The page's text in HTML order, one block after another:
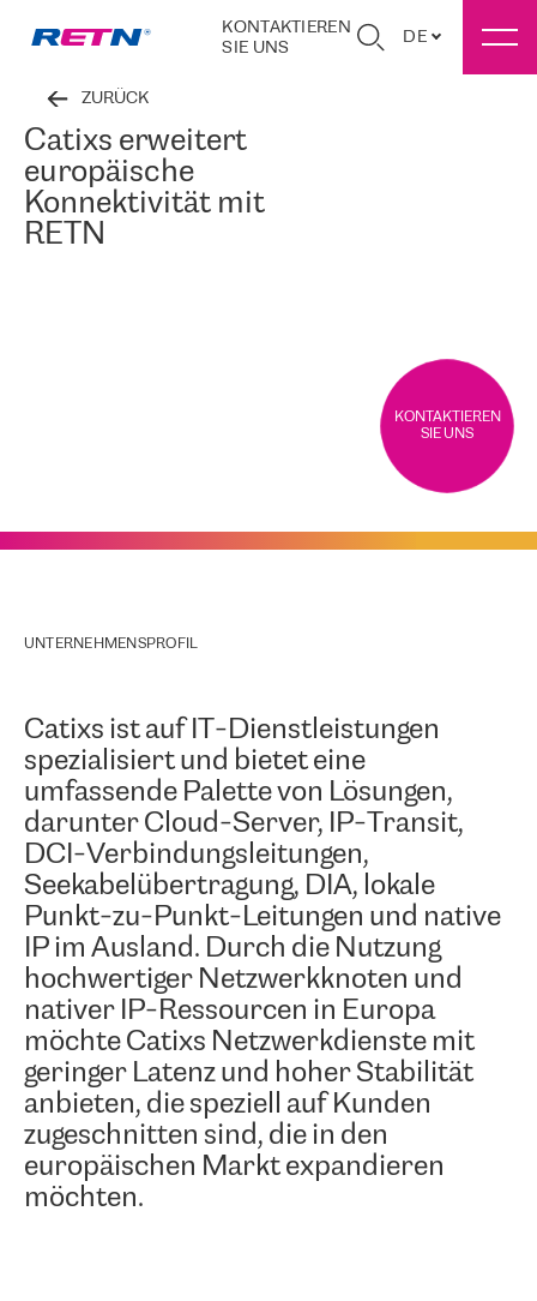
KONTAKTIEREN
SIE UNS
DE
ZURÜCK
Catixs erweitert
europäische
Konnektivität mit
RETN
KONTAKTIEREN
SIE UNS
UNTERNEHMENSPROFIL
Catixs ist auf IT-Dienstleistungen
spezialisiert und bietet eine
umfassende Palette von Lösungen,
darunter Cloud-Server, IP-Transit,
DCI-Verbindungsleitungen,
Seekabelübertragung, DIA, lokale
Punkt-zu-Punkt-Leitungen und native
IP im Ausland. Durch die Nutzung
hochwertiger Netzwerkknoten und
nativer IP-Ressourcen in Europa
möchte Catixs Netzwerkdienste mit
geringer Latenz und hoher Stabilität
anbieten, die speziell auf Kunden
zugeschnitten sind, die in den
europäischen Markt expandieren
möchten.